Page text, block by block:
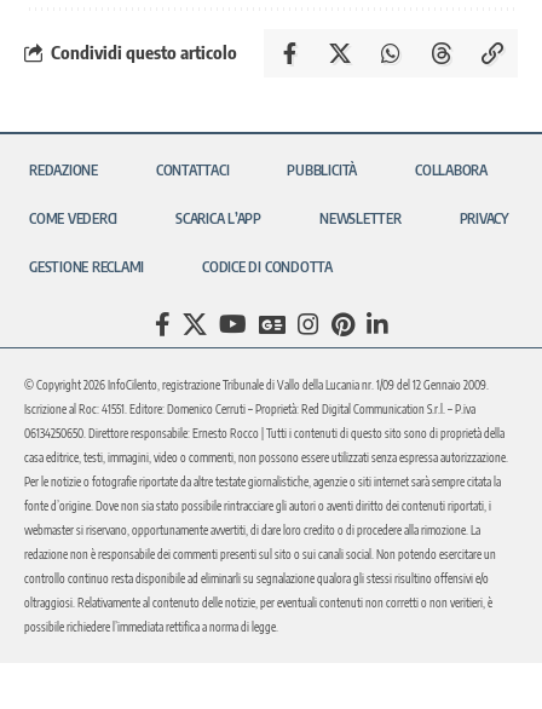
Condividi questo articolo
REDAZIONE CONTATTACI PUBBLICITÀ COLLABORA
COME VEDERCI SCARICA L’APP NEWSLETTER PRIVACY
GESTIONE RECLAMI CODICE DI CONDOTTA
© Copyright 2026 InfoCilento, registrazione Tribunale di Vallo della Lucania nr. 1/09 del 12 Gennaio 2009.
Iscrizione al Roc: 41551. Editore: Domenico Cerruti – Proprietà: Red Digital Communication S.r.l. – P.iva
06134250650. Direttore responsabile: Ernesto Rocco | Tutti i contenuti di questo sito sono di proprietà della
casa editrice, testi, immagini, video o commenti, non possono essere utilizzati senza espressa autorizzazione.
Per le notizie o fotografie riportate da altre testate giornalistiche, agenzie o siti internet sarà sempre citata la
fonte d’origine. Dove non sia stato possibile rintracciare gli autori o aventi diritto dei contenuti riportati, i
webmaster si riservano, opportunamente avvertiti, di dare loro credito o di procedere alla rimozione. La
redazione non è responsabile dei commenti presenti sul sito o sui canali social. Non potendo esercitare un
controllo continuo resta disponibile ad eliminarli su segnalazione qualora gli stessi risultino offensivi e/o
oltraggiosi. Relativamente al contenuto delle notizie, per eventuali contenuti non corretti o non veritieri, è
possibile richiedere l’immediata rettifica a norma di legge.